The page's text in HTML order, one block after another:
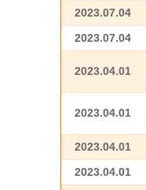
2023.07.04
2023.07.04
2023.04.01
2023.04.01
2023.04.01
2023.04.01